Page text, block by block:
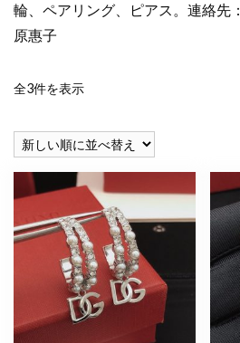
輪、ペアリング、ピアス。連絡先：
原惠子
全3件を表示新
い
順